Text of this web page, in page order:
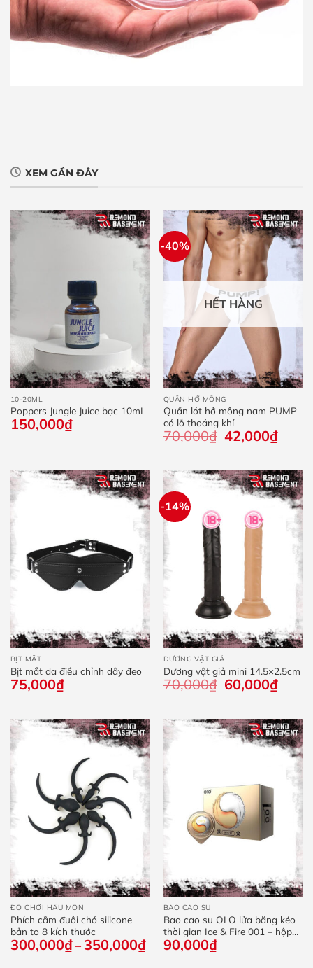
XEM GẦN ĐÂY
10-20ML
Poppers Jungle Juice bạc 10mL
150,000₫
-40%
HẾT HÀNG
QUẦN HỞ MÔNG
Quần lót hở mông nam PUMP
có lỗ thoáng khí
70,000₫ Giá
gốc
70,000₫.
42,000₫Giá
hiện
là:
BỊT MẮT
Bịt mắt da điều chỉnh dây đeo
75,000₫
-14%
DƯƠNG VẬT GIẢ
Dương vật giả mini 14.5×2.5cm
70,000₫ Giá
gốc
70,000₫.
60,000₫Giá
hiện
là:
ĐỒ CHƠI HẬU MÔN
Phích cắm đuôi chó silicone
bản to 8 kích thước
300,000₫ – 350,000₫Khoảng
giá:
BAO CAO SU
Bao cao su OLO lửa băng kéo
thời gian Ice & Fire 001 – hộp
10 cái
90,000₫